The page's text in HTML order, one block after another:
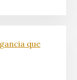
que